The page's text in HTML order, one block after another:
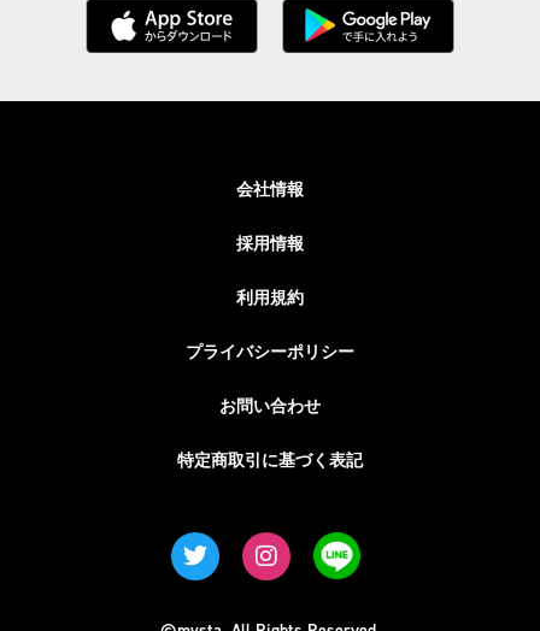
会社情報
採用情報
利用規約
プライバシーポリシー
お問い合わせ
特定商取引に基づく表記